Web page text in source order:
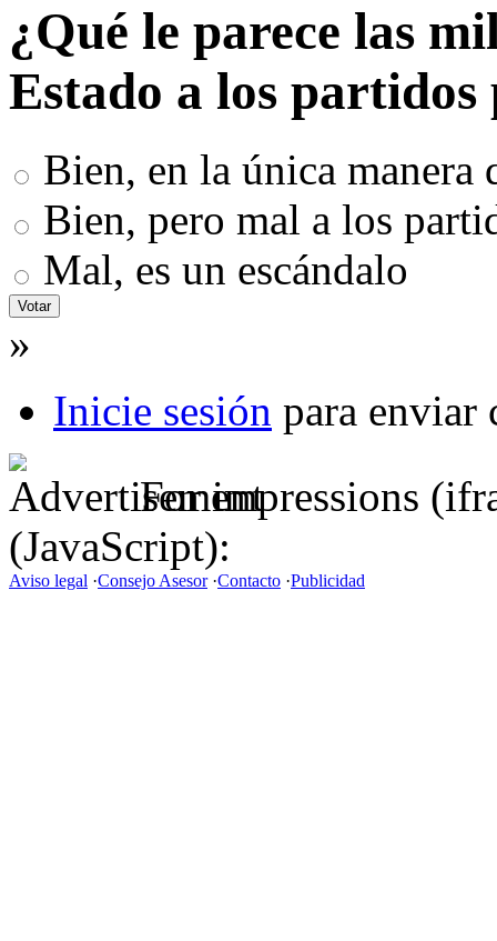
¿Qué le parece las
Estado a los partidos
Bien, en la única manera
Bien, pero mal a los
Mal, es un escándalo
»
Inicie sesión para enviar
For impressions
(JavaScript):
Aviso legal ·Consejo Asesor·Contacto ·Publicidad